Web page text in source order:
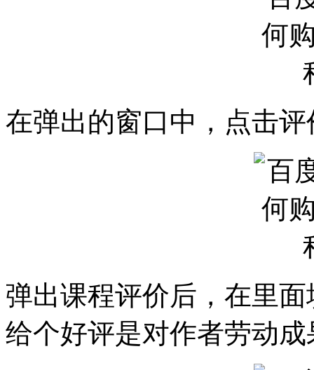
在弹出的窗口中，点击评
弹出课程评价后，在里
给个好评是对作者劳动